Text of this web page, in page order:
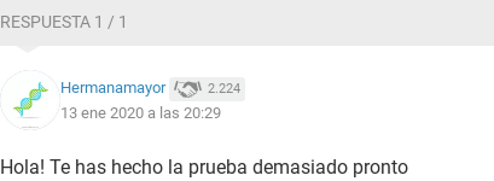
RESPUESTA 1 / 1
Hermanamayor 2.224
13 ene 2020 a las 20:29
Hola! Te has hecho la prueba demasiado pronto